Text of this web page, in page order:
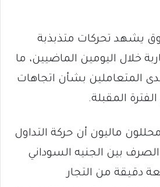
يشهد تحركات متذبذبة
خلال اليومين الماضيين، ما
المتعاملين بشأن اتجاهات
المقبلة.
ماليون أن حركة التداول
الصرف بين الجنيه السوداني
دقيقة من التجار